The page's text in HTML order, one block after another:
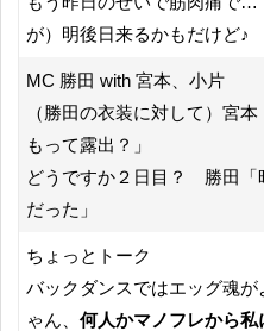
が）明後日来るかもだけど♪
MC 勝田 with 宮本、小片
（勝田の衣装に対して）宮
もって露出？」
どうですか２日目？ 勝田「
だった」
ちょっとトーク
バックダンスではエッグ魂
ゃん、 何人かマノフレから